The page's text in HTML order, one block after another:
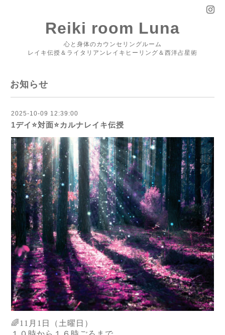
Reiki room Luna
心と身体のカウンセリングルーム
レイキ伝授＆ライタリアンレイキヒーリング＆西洋占星術
お知らせ
2025-10-09 12:39:00
1デイ⭐️対面⭐️カルナレイキ伝授
🌈11月1日（土曜日）